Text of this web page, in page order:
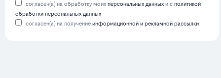
согласен(а) на обработку моих персональных данных и с политикой
обработки персональных данных
согласен(а) на получение информационной и рекламной рассылки